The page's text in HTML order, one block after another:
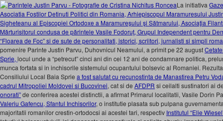
La initiativa
Asociatia Fostilor Detinuti Politici din Romania, Arhiepiscopul Maramuresului
Sigheteanu al Episcopiei Ortodoxe a Maramureşului şi Sătmarului, Asociaţia
Mărturisitorul condusa de părintele Vasile Fodoruţ, Grupul Independent pentru
“Floarea de Foc” si de sute de personalitati, istorici, scriitori, jurnalisti si simpli
pomenire Parinte Justin Parvu, Duhovnicul Neamului, a primit pe 22 august
Sprie, locul unde a “petrecut” cinci ani din cei 12 ani de condamnare politica,
munca fortata si in inchisorile sistemului ocupantului bolsevic al Romaniei.
Consiliului Local Baia Sprie a fost salutat cu recunostinta de Manastirea Petru
cadrul Mitropoliei Moldovei si Bucovinei, cat si de AFDPR si ceilalti sustinatori ai
onorati”de conferirea acestei distinctii, a afirmat Primarul localitatii, Vasile Dorin
Valeriu Gafencu, Sfantul Inchisorilor, o institutie plasata sub pulpana
majoritatii romanilor crestin-ortodocsi ai acestei tari, respectiv Institutul “Elie